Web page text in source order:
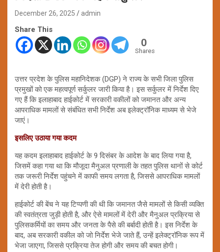
December 26, 2025 admin
Share This
0
Shares
उत्तर प्रदेश के पुलिस महानिदेशक (DGP) ने राज्य के सभी जिला पुलिस
प्रमुखों को एक महत्वपूर्ण सर्कुलर जारी किया है। इस सर्कुलर में निर्देश दिए
गए हैं कि इलाहाबाद हाईकोर्ट में सरकारी वकीलों को जमानत और अन्य
आपराधिक मामलों से संबंधित सभी निर्देश अब इलेक्ट्रॉनिक माध्यम से भेजे
जाएं।
इसलिए उठाया गया कदम
यह कदम इलाहाबाद हाईकोर्ट के 9 दिसंबर के आदेश के बाद लिया गया है,
जिसमें कहा गया था कि मौजूदा मैनुअल प्रणाली के तहत पुलिस थानों से कोर्ट
तक जरूरी निर्देश पहुंचने में काफी समय लगता है, जिससे आपराधिक मामलों
में देरी होती है।
हाईकोर्ट की बेंच ने यह टिप्पणी की थी कि जमानत जैसे मामलों से किसी व्यक्ति
की स्वतंत्रता जुड़ी होती है, और ऐसे मामलों में देरी और मैनुअल प्रक्रिया से
पुलिसकर्मियों का समय और जनता के पैसे की बर्बादी होती है। इस निर्देश के
बाद, अब सरकारी वकील को जो निर्देश भेजे जाते हैं, उन्हें इलेक्ट्रॉनिक रूप में
भेजा जाएगा, जिससे प्रक्रिया तेज होगी और समय की बचत होगी।